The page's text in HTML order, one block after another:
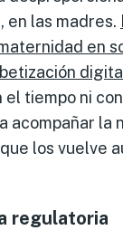
en las madres.
en
el tiempo ni
acompañar la
los vuelve
regulatoria